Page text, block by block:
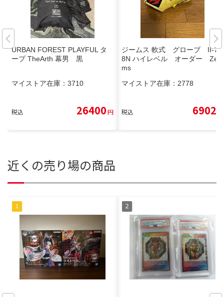
URBAN FOREST PLAYFUL タ
ープ TheArth 幕男 黒
マイストア在庫： 3710
税込 26400円
ジームス 軟式 グローブ II-78
8N ハイレベル オーダー Zee
ms
マイストア在庫： 2778
税込 6902
近くの売り場の商品